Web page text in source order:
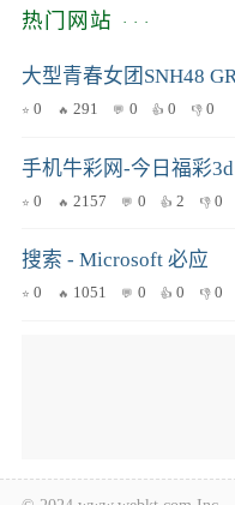
热门网站
0 291 0 0 0
0 2157 0 2 0
搜索 - Microsoft 必应
0 1051 0 0 0